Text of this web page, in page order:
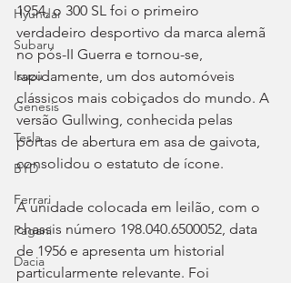
Hyundai
Subaru
Isuzu
Genesis
Tesla
BYD
Ferrari
Pagani
Dacia
1954, o 300 SL foi o primeiro
verdadeiro desportivo da marca alemã
no pós-II Guerra e tornou-se,
rapidamente, um dos automóveis
clássicos mais cobiçados do mundo. A
versão Gullwing, conhecida pelas
portas de abertura em asa de gaivota,
consolidou o estatuto de ícone.
A unidade colocada em leilão, com o
chassis número 198.040.6500052, data
de 1956 e apresenta um historial
particularmente relevante. Foi